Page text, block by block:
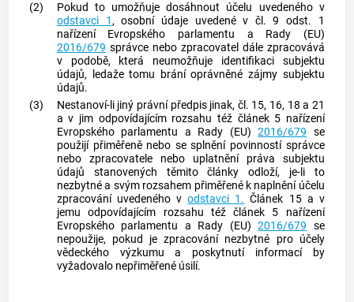
(2)
Pokud to umožňuje dosáhnout účelu uvedeného v
odstavci 1, osobní údaje uvedené v čl. 9 odst. 1
nařízení Evropského parlamentu a Rady (EU)
2016/679 správce nebo zpracovatel dále zpracovává
v podobě, která neumožňuje identifikaci subjektu
údajů, ledaže tomu brání oprávněné zájmy subjektu
údajů.
(3)
Nestanoví-li jiný právní předpis jinak, čl. 15, 16, 18 a 21
a v jim odpovídajícím rozsahu též článek 5 nařízení
Evropského parlamentu a Rady (EU)2016/679 se
použijí přiměřeně nebo se splnění povinností správce
nebo zpracovatele nebo uplatnění práva subjektu
údajů stanovených těmito články odloží, je-li to
nezbytné a svým rozsahem přiměřené k naplnění účelu
zpracování uvedeného vodstavci 1. Článek 15 a v
jemu odpovídajícím rozsahu též článek 5 nařízení
Evropského parlamentu a Rady (EU)2016/679 se
nepoužije, pokud je zpracování nezbytné pro účely
vědeckého výzkumu a poskytnutí informací by
vyžadovalo nepřiměřené úsilí.